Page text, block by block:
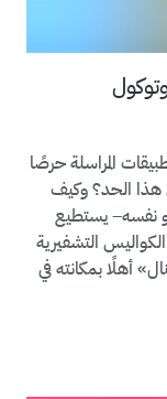
المراسلة حرصًا
هذا الحد؟ وكيف
نفسه– يستطيع
الكواليس التشفيرية
أهلًا بمكانته في